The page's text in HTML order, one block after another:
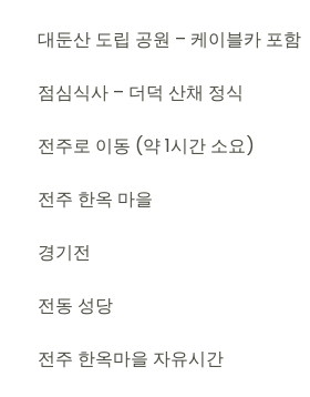
대둔산 도립 공원 – 케이블카 포함
점심식사 – 더덕 산채 정식
전주로 이동 (약 1시간 소요)
전주 한옥 마을
경기전
전동 성당
전주 한옥마을 자유시간